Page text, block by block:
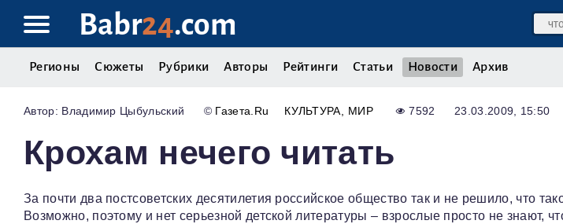
Babr24.com
Регионы Сюжеты Рубрики Авторы Рейтинги Статьи Новости Архив
Владимир Цыбульский © Газета.Ru КУЛЬТУРА МИР 7592 23.03.2009, 15:50
Крохам нечего читать
За почти два постсоветских десятилетия российское общество так и не решило, что
Возможно, поэтому и нет серьезной детской литературы – взрослые просто не знают,